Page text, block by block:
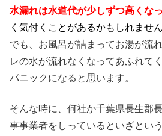
水漏れは水道代が少しずつ高くな
く気付くことがあるかもしれません
でも、お風呂が詰まってお湯が流
レの水が流れなくなってあふれて
パニックになると思います。
そんな時に、何社か千葉県長生郡
事事業者をしっているといざとい